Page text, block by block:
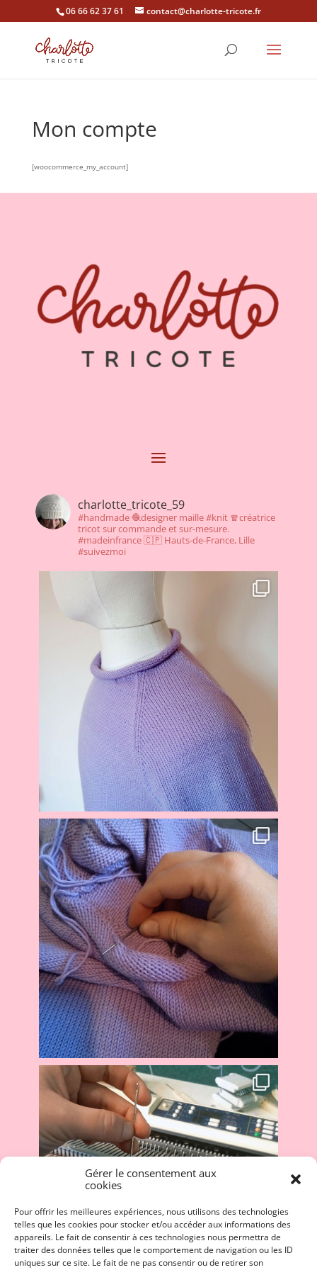
Gérer le consentement aux
cookies
Pour offrir les meilleures expériences, nous utilisons des technologies
telles que les cookies pour stocker et/ou accéder aux informations des
appareils. Le fait de consentir à ces technologies nous permettra de
traiter des données telles que le comportement de navigation ou les ID
uniques sur ce site. Le fait de ne pas consentir ou de retirer son
06 66 62 37 61 contact@charlotte-tricote.fr
Mon compte
[woocommerce_my_account]
charlotte_tricote_59
#handmade 🧶designer maille#knit 🧣créatrice
tricot sur commande et sur-mesure.
#madeinfrance 🇨🇵 Hauts-de-France, Lille
#suivezmoi